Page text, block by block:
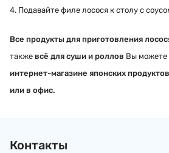
4. Подавайте филе лосося к столу с
Все продукты для приготовления
также всё для суши и роллов Вы можете
интернет-магазине японских
или в офис.
Контакты